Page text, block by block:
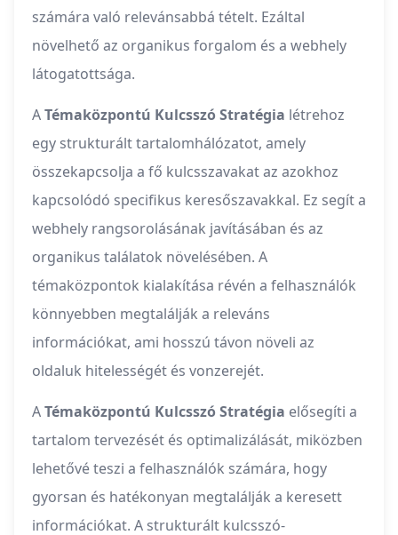
számára való relevánsabbá tételt. Ezáltal
növelhető az organikus forgalom és a webhely
látogatottsága.
ATémaközpontú Kulcsszó Stratégia létrehoz
egy strukturált tartalomhálózatot, amely
összekapcsolja a fő kulcsszavakat az azokhoz
kapcsolódó specifikus keresőszavakkal. Ez segít a
webhely rangsorolásának javításában és az
organikus találatok növelésében. A
témaközpontok kialakítása révén a felhasználók
könnyebben megtalálják a releváns
információkat, ami hosszú távon növeli az
oldaluk hitelességét és vonzerejét.
ATémaközpontú Kulcsszó Stratégia elősegíti a
tartalom tervezését és optimalizálását, miközben
lehetővé teszi a felhasználók számára, hogy
gyorsan és hatékonyan megtalálják a keresett
információkat. A strukturált kulcsszó-